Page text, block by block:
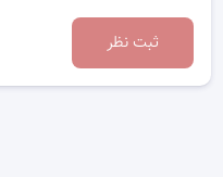
ثبت نظر